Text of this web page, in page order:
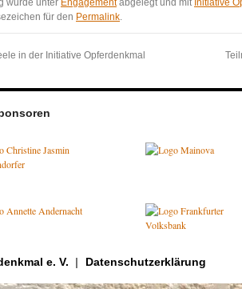
wurde unter Engagementabgelegt und mit Initiative
für den Permalink.
in der Initiative Opferdenkmal
e. V. Datenschutzerklärung